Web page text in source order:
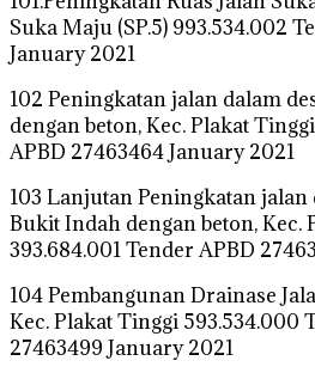
Suka Maju (SP.5) 993.534.002
January 2021
102 Peningkatan jalan dalam
dengan beton, Kec. Plakat
APBD 27463464 January 2021
103 Lanjutan Peningkatan jalan
Bukit Indah dengan beton, Kec.
393.684.001 Tender APBD
104 Pembangunan Drainase
Kec. Plakat Tinggi 593.534.000
27463499 January 2021